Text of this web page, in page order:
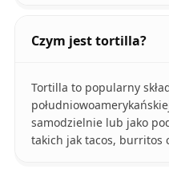
Czym jest tortilla?
Tortilla to popularny
samodzielnie lub jako
takich jak tacos, burritos